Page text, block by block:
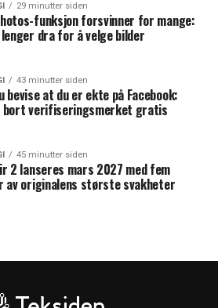
29 minutter siden
funksjon forsvinner for mange:
lenger dra for å velge bilder
43 minutter siden
bevise at du er ekte på Facebook:
bort verifiseringsmerket gratis
45 minutter siden
2 lanseres mars 2027 med fem
originalens største svakheter